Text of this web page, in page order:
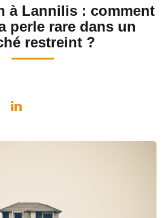
VENDUS
Sommes Nous
Avis Clients
à Lannilis : comment
perle rare dans un
restreint ?